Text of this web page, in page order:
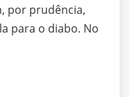
por prudência,
para o diabo. No